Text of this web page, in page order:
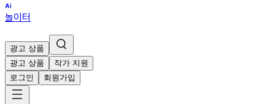
놀이터
광고 상품
광고 상품
작가 지원
로그인
회원가입